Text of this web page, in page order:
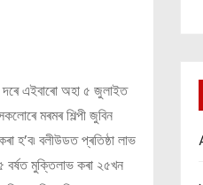
দৰে এইবাৰো অহা ৫ জুলাইত
মৰমৰ শিল্পী জুবিন
হ’ব৷ বলীউডত প্ৰতিষ্ঠা লাভ
মুক্তিলাভ কৰা ২৫খন